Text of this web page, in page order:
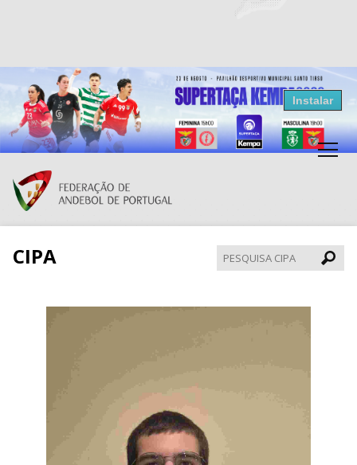
Resultados Andebol
Federação de Andebol de Portugal
Grátis - Disponivel na Play Store
Instalar
CIPA
CIPA